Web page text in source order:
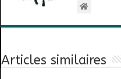
Articles similaires